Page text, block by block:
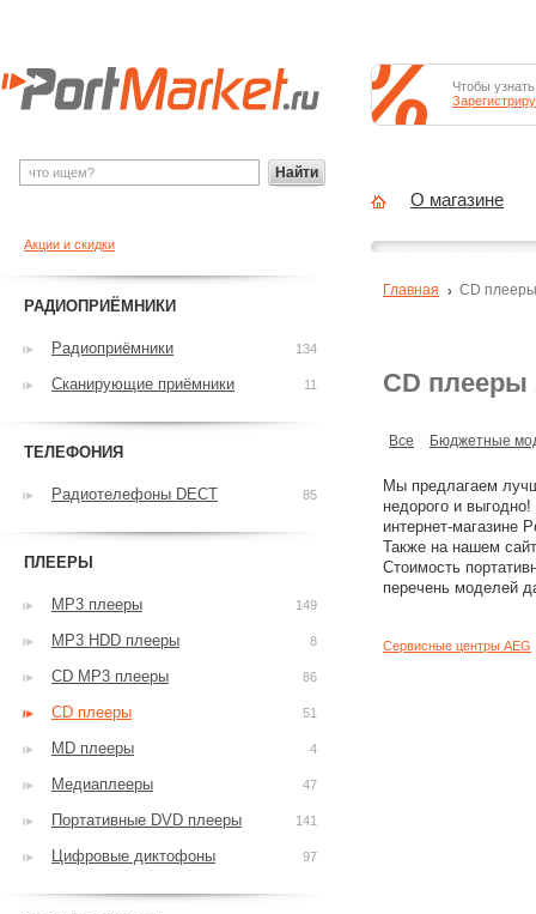
CD плееры
Все Бюджетные
Мы предлагаем
недорого и
интернет-
Также на нашем
Стоимость
перечень моделей
Сервисные центры AEG
Главная CD плееры
Акции и скидки
РАДИОПРИЁМНИКИ
Радиоприёмники 134
Сканирующие приёмники 11
ТЕЛЕФОНИЯ
Радиотелефоны DECT 85
ПЛЕЕРЫ
MP3 плееры 149
MP3 HDD плееры 8
CD MP3 плееры 86
CD плееры 51
MD плееры 4
Медиаплееры 47
Портативные DVD плееры 141
Цифровые диктофоны 97
Найти
Чтобы
О магазине